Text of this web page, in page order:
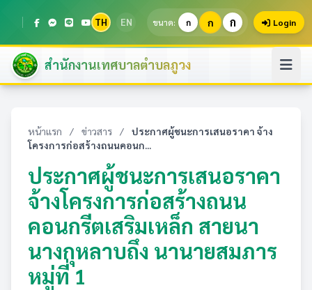
TH EN ขนาด: ก ก ก Login
สำนักงานเทศบาลตำบลภูวง
หน้าแรก / ข่าวสาร /
ประกาศผู้ชนะการเสนอราคา จ้าง
โครงการก่อสร้างถนนคอนก...
ประกาศผู้ชนะการเสนอราคา
จ้างโครงการก่อสร้างถนน
คอนกรีตเสริมเหล็ก สายนา
นางกุหลาบถึง นานายสมภาร
หมู่ที่ 1